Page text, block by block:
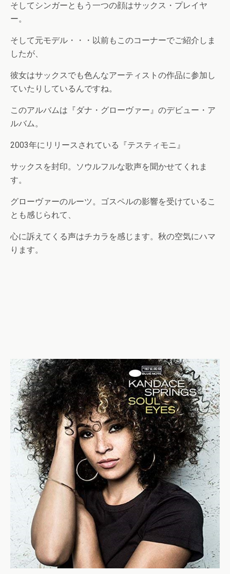
そしてシンガーともう一つの顔はサックス・プレイヤ
ー。
そして元モデル・・・以前もこのコーナーでご紹介しま
したが、
彼女はサックスでも色んなアーティストの作品に参加し
ていたりしているんですね。
このアルバムは『ダナ・グローヴァー』のデビュー・ア
ルバム。
2003年にリリースされている『テスティモニ』
サックスを封印。ソウルフルな歌声を聞かせてくれま
す。
グローヴァーのルーツ。ゴスペルの影響を受けているこ
とも感じられて、
心に訴えてくる声はチカラを感じます。秋の空気にハマ
ります。